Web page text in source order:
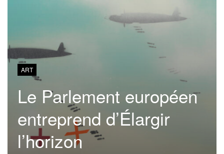
ART
Le Parlement européen
entreprend d’Élargir
l’horizon